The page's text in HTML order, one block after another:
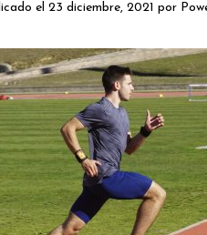
el 23 diciembre, 2021 por